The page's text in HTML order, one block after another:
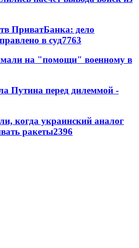
ПриватБанка: дело
в суд7763
на "помощи" военному в
Путина перед дилеммой -
когда украинский аналог
ракеты2396